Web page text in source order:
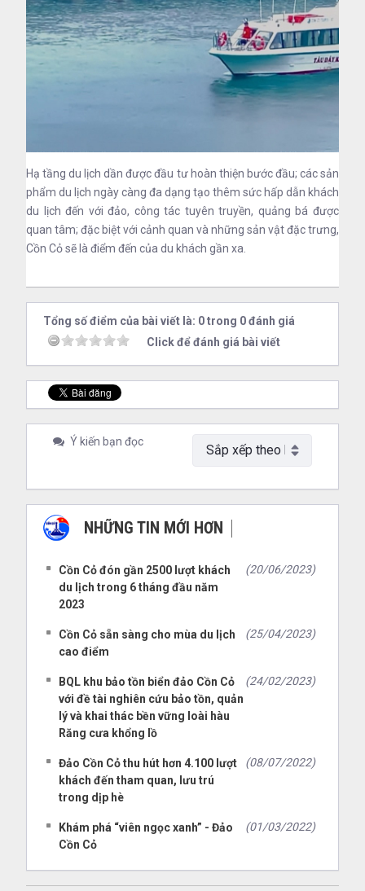
Hạ tầng du lịch dần được đầu tư hoàn thiện bước đầu; các sản
phẩm du lịch ngày càng đa dạng tạo thêm sức hấp dẫn khách
du lịch đến với đảo, công tác tuyên truyền, quảng bá được
quan tâm; đặc biệt với cảnh quan và những sản vật đặc trưng,
Cồn Cỏ sẽ là điểm đến của du khách gần xa.
Tổng số điểm của bài viết là: 0 trong 0 đánh giá
Click để đánh giá bài viết
Ý kiến bạn đọc
NHỮNG TIN MỚI HƠN
Cồn Cỏ đón gần 2500 lượt khách
du lịch trong 6 tháng đầu năm
2023
(20/06/2023)
Cồn Cỏ sẵn sàng cho mùa du lịch
cao điểm
(25/04/2023)
BQL khu bảo tồn biển đảo Cồn Cỏ
với đề tài nghiên cứu bảo tồn, quản
lý và khai thác bền vững loài hàu
Răng cưa khổng lồ
(24/02/2023)
Đảo Cồn Cỏ thu hút hơn 4.100 lượt
khách đến tham quan, lưu trú
trong dịp hè
(08/07/2022)
Khám phá “viên ngọc xanh” - Đảo
Cồn Cỏ
(01/03/2022)